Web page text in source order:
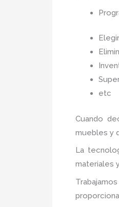
etc
Cuando
muebles y
La
materiales